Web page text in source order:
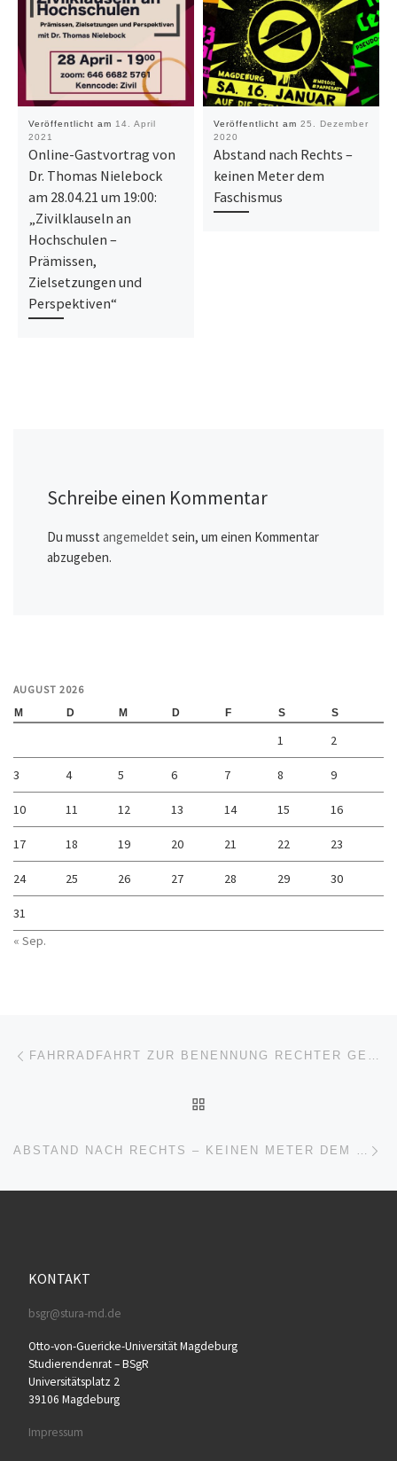
Veröffentlicht am 14. April
2021
Online-Gastvortrag von
Dr. Thomas Nielebock
am 28.04.21 um 19:00:
„Zivilklauseln an
Hochschulen –
Prämissen,
Zielsetzungen und
Perspektiven“
Veröffentlicht am 25. Dezember
2020
Abstand nach Rechts –
keinen Meter dem
Faschismus
Schreibe einen Kommentar
Du musst angemeldet sein, um einen Kommentar
abzugeben.
AUGUST 2026
M D M D F S S
1 2
3 4 5 6 7 8 9
10 11 12 13 14 15 16
17 18 19 20 21 22 23
24 25 26 27 28 29 30
31
« Sep.
Beitragsnavigation FAHRRADFAHRT ZUR BENENNUNG RECHTER GEWALT IN MAGDEBURG
KONTAKT
bsgr@stura-md.de
Otto-von-Guericke-Universität Magdeburg
Studierendenrat – BSgR
Universitätsplatz 2
39106 Magdeburg
Impressum